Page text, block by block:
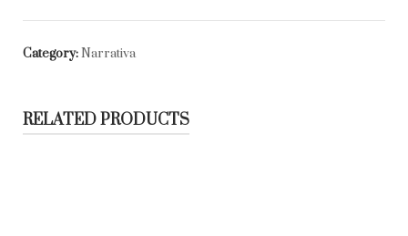
Category:Narrativa
RELATED PRODUCTS